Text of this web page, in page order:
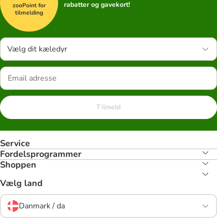
zooPoint for
tilmelding
rabatter og gavekort!
Vælg dit kæledyr
Tilmeld
Service
Fordelsprogrammer
Shoppen
Vælg land
Danmark / da